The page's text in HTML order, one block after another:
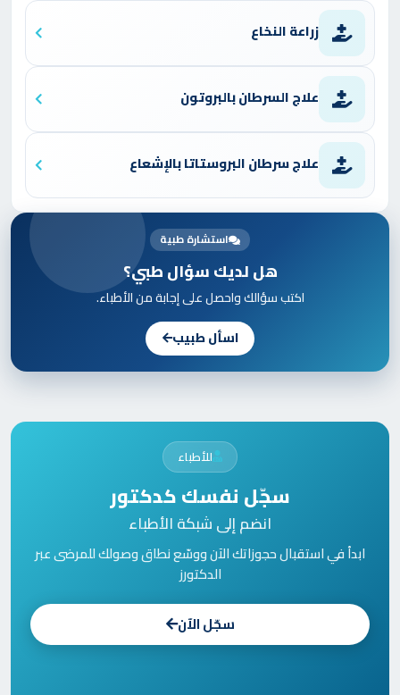
زراعة النخاع
علاج السرطان بالبروتون
علاج سرطان البروستاتا بالإشعاع
استشارة طبية
هل لديك سؤال طبي؟
اكتب سؤالك واحصل على إجابة من الأطباء.
اسأل طبيب
للأطباء
سجّل نفسك كدكتور
انضم إلى شبكة الأطباء
ابدأ في استقبال حجوزاتك الآن ووسّع نطاق وصولك للمرضى عبر
الدكتورز
سجّل الآن